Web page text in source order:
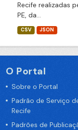
Recife realizadas
PE, da...
CSV JSON
O Portal
Sobre o Portal
Padrão de Serviço
Recife
Padrões de